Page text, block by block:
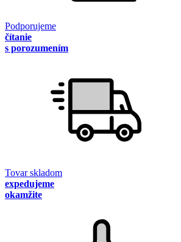
Podporujeme
čítanie
s porozumením
Tovar skladom
expedujeme
okamžite